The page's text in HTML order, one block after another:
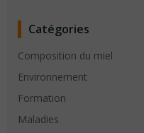
Catégories
Composition du miel
Environnement
Formation
Maladies